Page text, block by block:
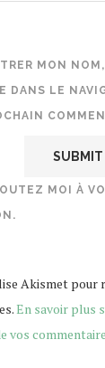
MON
DANS LE
MOI À
Akismet pour
En savoir plus
vos